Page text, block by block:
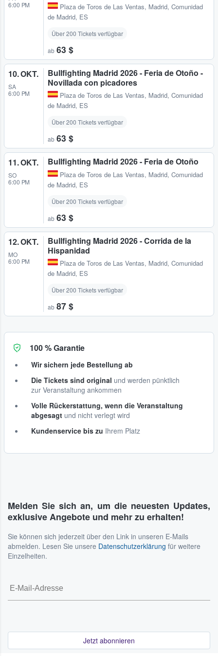
6:00 PM
Plaza de Toros de Las Ventas, Madrid, Comunidad
de Madrid, ES
Über 200 Tickets verfügbar
ab 63 $
10. OKT.
SA
6:00 PM
Bullfighting Madrid 2026 - Feria de Otoño -
Novillada con picadores
Plaza de Toros de Las Ventas, Madrid, Comunidad
de Madrid, ES
Über 200 Tickets verfügbar
ab 63 $
11. OKT.
SO
6:00 PM
Bullfighting Madrid 2026 - Feria de Otoño
Plaza de Toros de Las Ventas, Madrid, Comunidad
de Madrid, ES
Über 200 Tickets verfügbar
ab 63 $
12. OKT.
MO
6:00 PM
Bullfighting Madrid 2026 - Corrida de la
Hispanidad
Plaza de Toros de Las Ventas, Madrid, Comunidad
de Madrid, ES
Über 200 Tickets verfügbar
ab 87 $
100 % Garantie
Wir sichern jede Bestellung ab
Die Tickets sind original und werden pünktlich
zur Veranstaltung ankommen
Volle Rückerstattung, wenn die Veranstaltung
abgesagt und nicht verlegt wird
Kundenservice bis zu Ihrem Platz
Melden Sie sich an, um die neuesten Updates,
exklusive Angebote und mehr zu erhalten!
Sie können sich jederzeit über den Link in unseren E-Mails
abmelden. Lesen Sie unsere Datenschutzerklärung für weitere
Einzelheiten.
Jetzt abonnieren